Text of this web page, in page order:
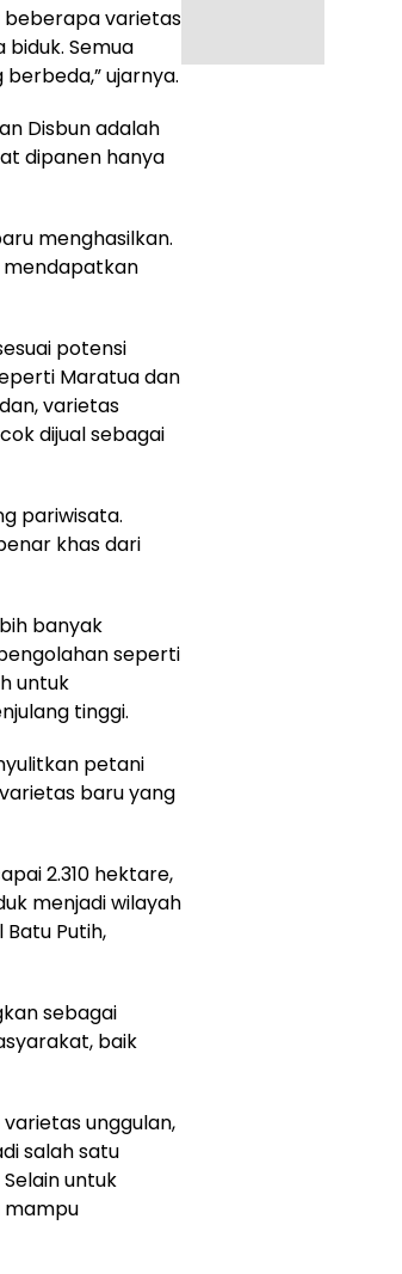
beberapa varietas
Semua
ujarnya.
Disbun adalah
dipanen hanya
menghasilkan.
mendapatkan
potensi
Maratua dan
varietas
dijual sebagai
pariwisata.
khas dari
banyak
seperti
untuk
tinggi.
petani
baru yang
2.310 hektare,
menjadi wilayah
Putih,
sebagai
baik
unggulan,
salah satu
untuk
mampu